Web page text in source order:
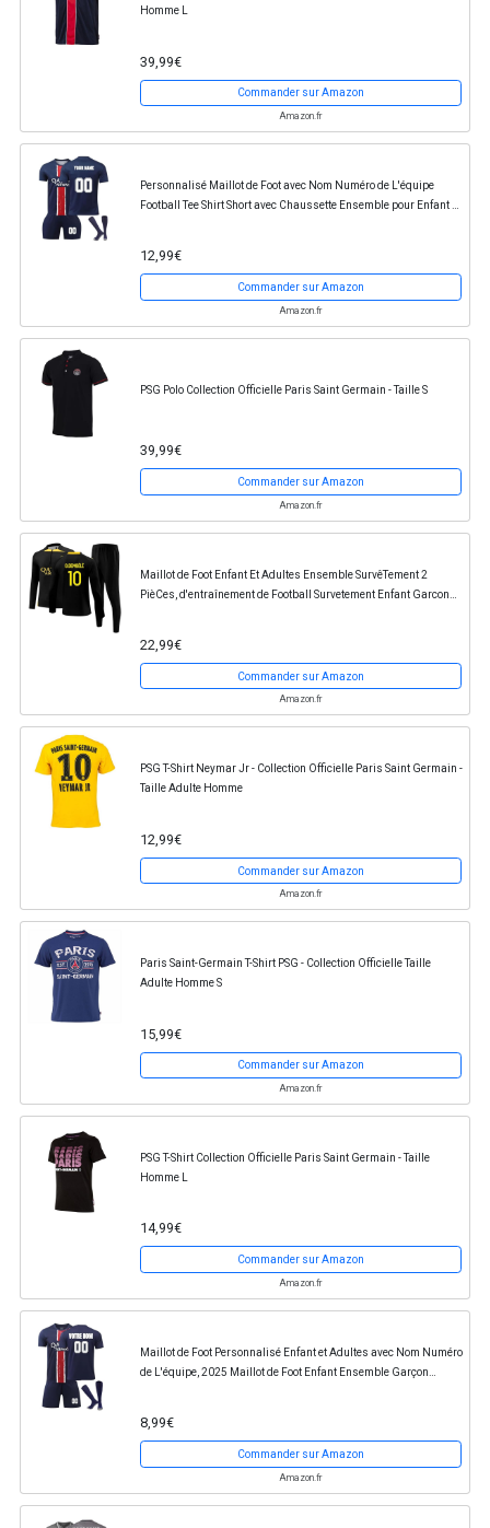
Homme L
39,99€
Commander sur Amazon
Amazon.fr
Personnalisé Maillot de Foot avec Nom Numéro de L'équipe
Football Tee Shirt Short avec Chaussette Ensemble pour Enfant et
12,99€
Commander sur Amazon
Amazon.fr
PSG Polo Collection Officielle Paris Saint Germain - Taille S
39,99€
Commander sur Amazon
Amazon.fr
Maillot de Foot Enfant Et Adultes Ensemble SurvêTement 2
PièCes, d'entraînement de Football Survetement Enfant Garcon
22,99€
Commander sur Amazon
Amazon.fr
PSG T-Shirt Neymar Jr - Collection Officielle Paris Saint Germain -
Taille Adulte Homme
12,99€
Commander sur Amazon
Amazon.fr
Paris Saint-Germain T-Shirt PSG - Collection Officielle Taille
Adulte Homme S
15,99€
Commander sur Amazon
Amazon.fr
PSG T-Shirt Collection Officielle Paris Saint Germain - Taille
Homme L
14,99€
Commander sur Amazon
Amazon.fr
Maillot de Foot Personnalisé Enfant et Adultes avec Nom Numéro
de L'équipe, 2025 Maillot de Foot Enfant Ensemble Garçon
8,99€
Commander sur Amazon
Amazon.fr